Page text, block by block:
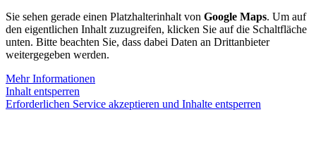
Sie sehen gerade einen Platzhalterinhalt von Google Maps. Um auf
den eigentlichen Inhalt zuzugreifen, klicken Sie auf die Schaltfläche
unten. Bitte beachten Sie, dass dabei Daten an Drittanbieter
weitergegeben werden.
Mehr Informationen
Inhalt entsperren
Erforderlichen Service akzeptieren und Inhalte entsperren